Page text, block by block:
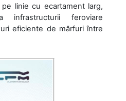
linie cu ecartament larg,
infrastructurii feroviare
eficiente de mărfuri între